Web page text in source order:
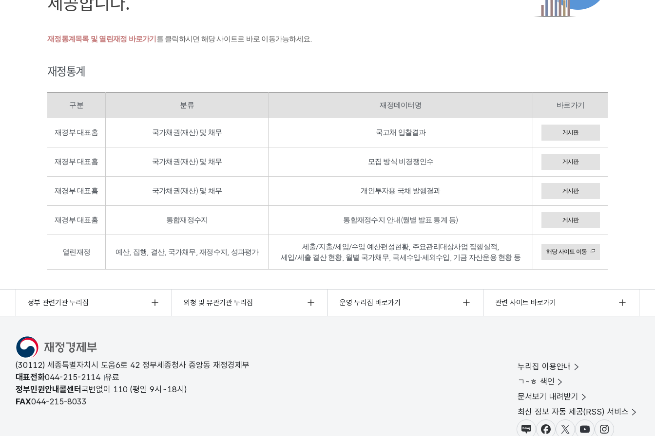
재정통계목록 및 열린재정 바로가기 를 클릭하시면 해당 사이트로 바로 이동가능하세요.
재정통계
구분 분류 재정데이터명 바로가기
재경부 대표홈 국가채권(재산) 및 채무 국고채 입찰결과 게시판
재경부 대표홈 국가채권(재산) 및 채무 모집 방식 비경쟁인수 게시판
재경부 대표홈 국가채권(재산) 및 채무 개인투자용 국채 발행결과 게시판
재경부 대표홈 통합재정수지 통합재정수지 안내(월별 발표 통계 등) 게시판
열린재정 예산, 집행, 결산, 국가채무, 재정수지, 성과평가
세출/지출/세입/수입 예산편성현황, 주요관리대상사업 집행실적,
세입/세출 결산 현황, 월별 국가채무, 국세수입·세외수입, 기금 자산운용 현황 등
해당 사이트 이동
정부 관련기관 누리집 외청 및 유관기관 누리집 운영 누리집 바로가기 관련 사이트 바로가기
(30112) 세종특별자치시 도움6로 42 정부세종청사 중앙동 재정경제부
대표전화044-215-2114 유료
정부민원안내콜센터 국번없이 110 (평일 9시~18시)
FAX044-215-8033
누리집 이용안내
ㄱ~ㅎ 색인
문서보기 내려받기
최신 정보 자동 제공(RSS) 서비스
블로그페이스북X(트위터)
유튜브인스타그램